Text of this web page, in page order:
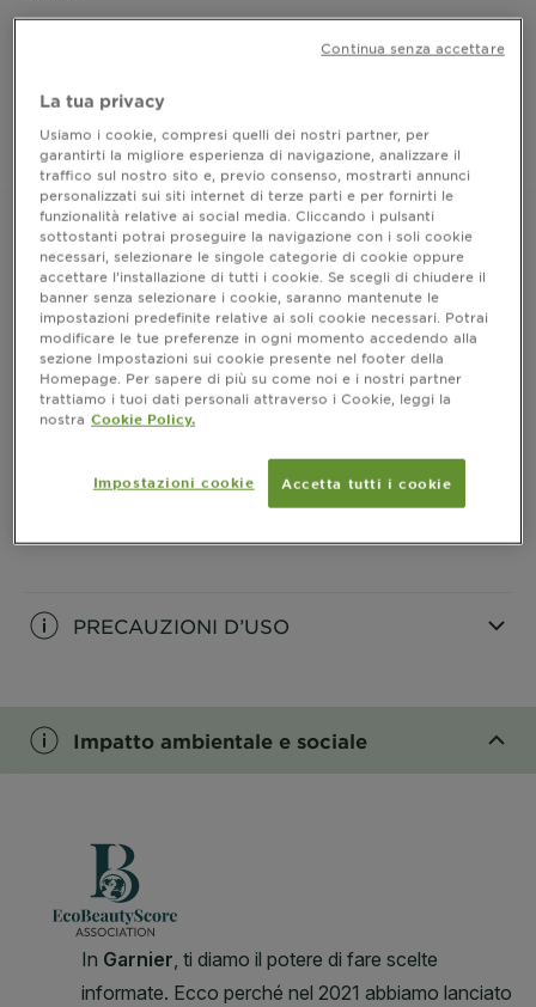
FORMATO 300ML
Dove acquistare
Risultati
CLOSE SUBPANEL
Informazioni prodotto
PRECAUZIONI D’USO
Impatto ambientale e sociale
La tua privacy
Usiamo i cookie, compresi quelli dei nostri partner, per
garantirti la migliore esperienza di navigazione, analizzare il
traffico sul nostro sito e, previo consenso, mostrarti annunci
personalizzati sui siti internet di terze parti e per fornirti le
funzionalità relative ai social media. Cliccando i pulsanti
sottostanti potrai proseguire la navigazione con i soli cookie
necessari, selezionare le singole categorie di cookie oppure
accettare l’installazione di tutti i cookie. Se scegli di chiudere il
banner senza selezionare i cookie, saranno mantenute le
impostazioni predefinite relative ai soli cookie necessari. Potrai
modificare le tue preferenze in ogni momento accedendo alla
sezione Impostazioni sui cookie presente nel footer della
Homepage. Per sapere di più su come noi e i nostri partner
trattiamo i tuoi dati personali attraverso i Cookie, leggi la
nostra Cookie Policy.
Impostazioni cookie Accetta tutti i cookie
Continua senza accettare